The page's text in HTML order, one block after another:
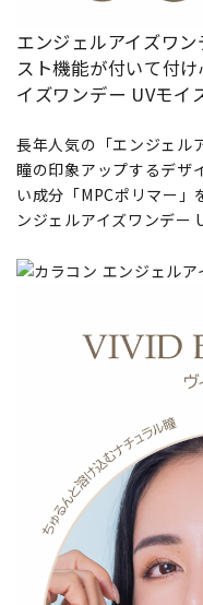
エンジェルアイズワ
スト機能が付いて付
イズワンデー UVモイ
長年人気の「エンジェル
瞳の印象アップするデザ
い成分「MPCポリマー
ンジェルアイズワンデー